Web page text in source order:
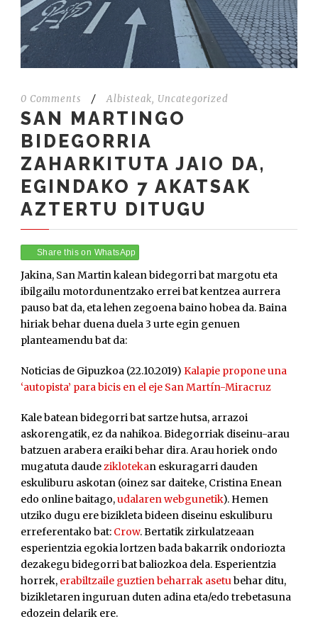
0 Comments / Albisteak, Uncategorized
SAN MARTINGO
BIDEGORRIA
ZAHARKITUTA JAIO DA,
EGINDAKO 7 AKATSAK
AZTERTU DITUGU
Share this on WhatsApp
Jakina, San Martin kalean bidegorri bat margotu eta
ibilgailu motordunentzako errei bat kentzea aurrera
pauso bat da, eta lehen zegoena baino hobea da. Baina
hiriak behar duena duela 3 urte egin genuen
planteamendu bat da:
Noticias de Gipuzkoa (22.10.2019) Kalapie propone una
‘autopista’ para bicis en el eje San Martín-Miracruz
Kale batean bidegorri bat sartze hutsa, arrazoi
askorengatik, ez da nahikoa. Bidegorriak diseinu-arau
batzuen arabera eraiki behar dira. Arau horiek ondo
mugatuta daude ziklotekan eskuragarri dauden
eskuliburu askotan (oinez sar daiteke, Cristina Enean
edo online baitago,udalaren webgunetik). Hemen
utziko dugu ere bizikleta bideen diseinu eskuliburu
erreferentako bat: Crow. Bertatik zirkulatzeaan
esperientzia egokia lortzen bada bakarrik ondoriozta
dezakegu bidegorri bat baliozkoa dela. Esperientzia
horrek, erabiltzaile guztien beharrak asetu behar ditu,
bizikletaren inguruan duten adina eta/edo trebetasuna
edozein delarik ere.